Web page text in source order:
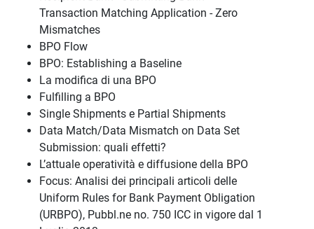
Transaction Matching Application - Zero
Mismatches
BPO Flow
BPO: Establishing a Baseline
La modifica di una BPO
Fulfilling a BPO
Single Shipments e Partial Shipments
Data Match/Data Mismatch on Data Set
Submission: quali effetti?
L’attuale operatività e diffusione della BPO
Focus: Analisi dei principali articoli delle
Uniform Rules for Bank Payment Obligation
(URBPO), Pubbl.ne no. 750 ICC in vigore dal 1